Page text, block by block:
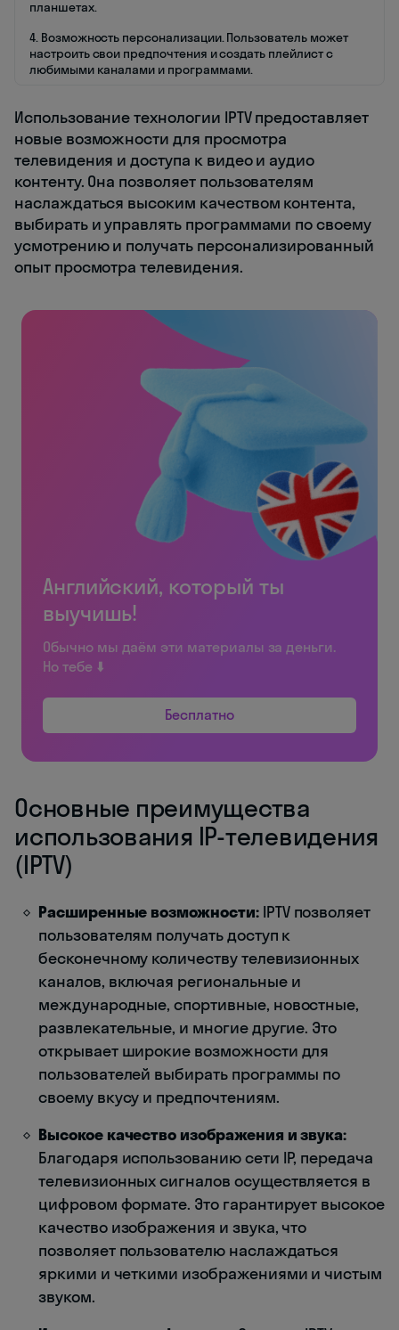
планшетах.
4. Возможность персонализации. Пользователь может
настроить свои предпочтения и создать плейлист с
любимыми каналами и программами.
Использование технологии IPTV предоставляет
новые возможности для просмотра
телевидения и доступа к видео и аудио
контенту. Она позволяет пользователям
наслаждаться высоким качеством контента,
выбирать и управлять программами по своему
усмотрению и получать персонализированный
опыт просмотра телевидения.
Английский, который ты
выучишь!
Обычно мы даём эти материалы за деньги.
Но тебе ⬇️
Бесплатно
Основные преимущества
использования IP-телевидения
(IPTV)
Расширенные возможности:IPTV позволяет
пользователям получать доступ к
бесконечному количеству телевизионных
каналов, включая региональные и
международные, спортивные, новостные,
развлекательные, и многие другие. Это
открывает широкие возможности для
пользователей выбирать программы по
своему вкусу и предпочтениям.
Высокое качество изображения и звука:
Благодаря использованию сети IP, передача
телевизионных сигналов осуществляется в
цифровом формате. Это гарантирует высокое
качество изображения и звука, что
позволяет пользователю наслаждаться
яркими и четкими изображениями и чистым
звуком.